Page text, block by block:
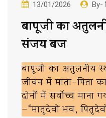
13/01/2026 By-
बापूजी का
संजय बज
बापूजी का
जीवन में माता-पिता
दोनों में सर्वोच्च माना
—“मातृदेवो भव,